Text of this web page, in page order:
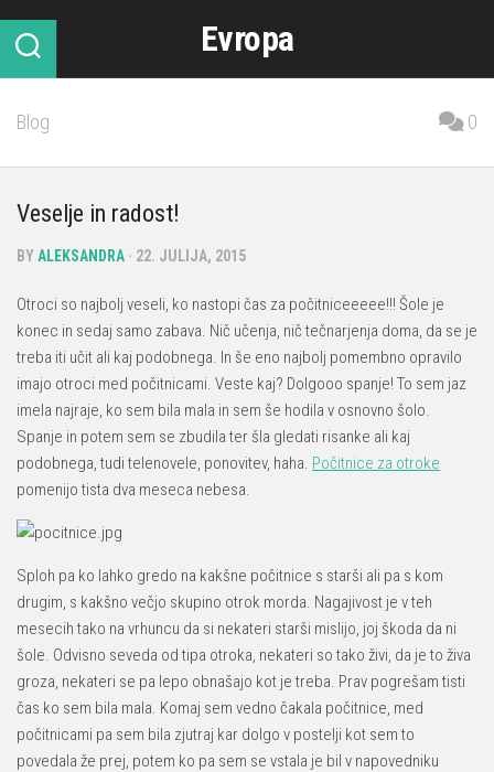
content
Evropa
Blog 0
Veselje in radost!
BYALEKSANDRA · 22. JULIJA, 2015
Otroci so najbolj veseli, ko nastopi čas za počitniceeeee!!! Šole je
konec in sedaj samo zabava. Nič učenja, nič tečnarjenja doma, da se je
treba iti učit ali kaj podobnega. In še eno najbolj pomembno opravilo
imajo otroci med počitnicami. Veste kaj? Dolgooo spanje! To sem jaz
imela najraje, ko sem bila mala in sem še hodila v osnovno šolo.
Spanje in potem sem se zbudila ter šla gledati risanke ali kaj
podobnega, tudi telenovele, ponovitev, haha. Počitnice za otroke
pomenijo tista dva meseca nebesa.
Sploh pa ko lahko gredo na kakšne počitnice s starši ali pa s kom
drugim, s kakšno večjo skupino otrok morda. Nagajivost je v teh
mesecih tako na vrhuncu da si nekateri starši mislijo, joj škoda da ni
šole. Odvisno seveda od tipa otroka, nekateri so tako živi, da je to živa
groza, nekateri se pa lepo obnašajo kot je treba. Prav pogrešam tisti
čas ko sem bila mala. Komaj sem vedno čakala počitnice, med
počitnicami pa sem bila zjutraj kar dolgo v postelji kot sem to
povedala že prej, potem ko pa sem se vstala je bil v napovedniku